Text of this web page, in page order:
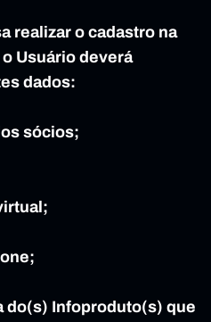
realizar o cadastro na
o Usuário deverá
dados:
sócios;
do(s) Infoproduto(s) que